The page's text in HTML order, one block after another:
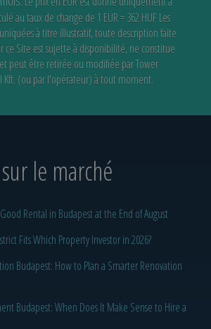
au taux de change de 1 EUR = 362 HUFLes
à titre illustratif, toute description faite
ce Site est sujette à disponibilité,ne constitue
peut être retirée ou modifiée par Tower
Kft. (ou par l'opérateur) à tout moment.
le marché
Rental in Budapest at the End of August
Fits Which Property Investor in 2026?
Budapest: How to Plan a Smarter Renovation
Budapest: When Does It Make Sense to Hire a